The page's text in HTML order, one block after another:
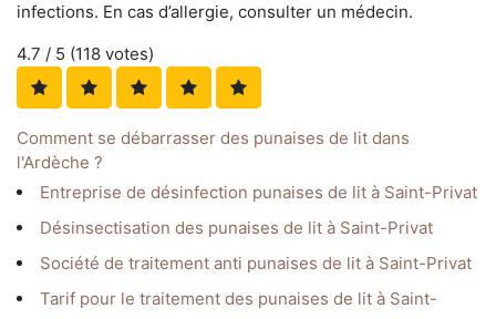
infections. En cas d’allergie, consulter un médecin.
4.7 / 5 (118 votes)
Comment se débarrasser des punaises de lit dans
l'Ardèche ?
Entreprise de désinfection punaises de lit à Saint-Privat
Désinsectisation des punaises de lit à Saint-Privat
Société de traitement anti punaises de lit à Saint-Privat
Tarif pour le traitement des punaises de lit à Saint-